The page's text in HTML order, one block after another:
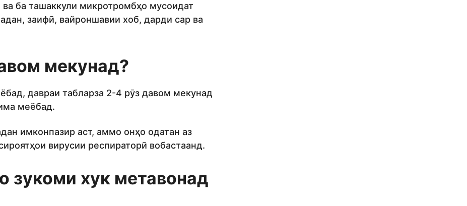
ба ташаккули микротромбҳо мусоидат
заифӣ, вайроншавии хоб, дарди сар ва
мекунад?
давраи табларза 2-4 рӯз давом мекунад
меёбад.
имконпазир аст, аммо онҳо одатан аз
вирусии респираторӣ вобастаанд.
зукоми хук метавонад